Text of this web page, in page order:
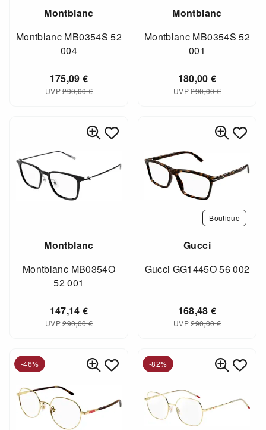
Montblanc
Montblanc MB0354S 52
004
175,09€
UVP290,00€
Montblanc
Montblanc MB0354S 52
001
180,00€
UVP290,00€
Montblanc
Montblanc MB0354O
52 001
147,14€
UVP290,00€
Boutique
Gucci
Gucci GG1445O 56 002
168,48€
UVP290,00€
-46% -82%